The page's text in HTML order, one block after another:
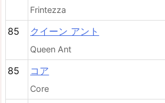
Frintezza
85 クイーン アント
Queen Ant
85 コア
Core